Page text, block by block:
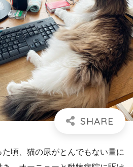
頃、猫の尿がとんでもない量に